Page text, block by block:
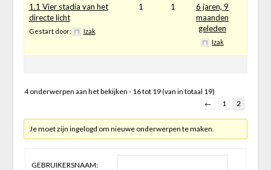
1.1 Vier stadia van het
directe licht
Gestart door: Izak
1 1
6 jaren, 9
maanden
geleden
Izak
4 onderwerpen aan het bekijken - 16 tot 19 (van in totaal 19)
←
1 2
Je moet zijn ingelogd om nieuwe onderwerpen te maken.
GEBRUIKERSNAAM: